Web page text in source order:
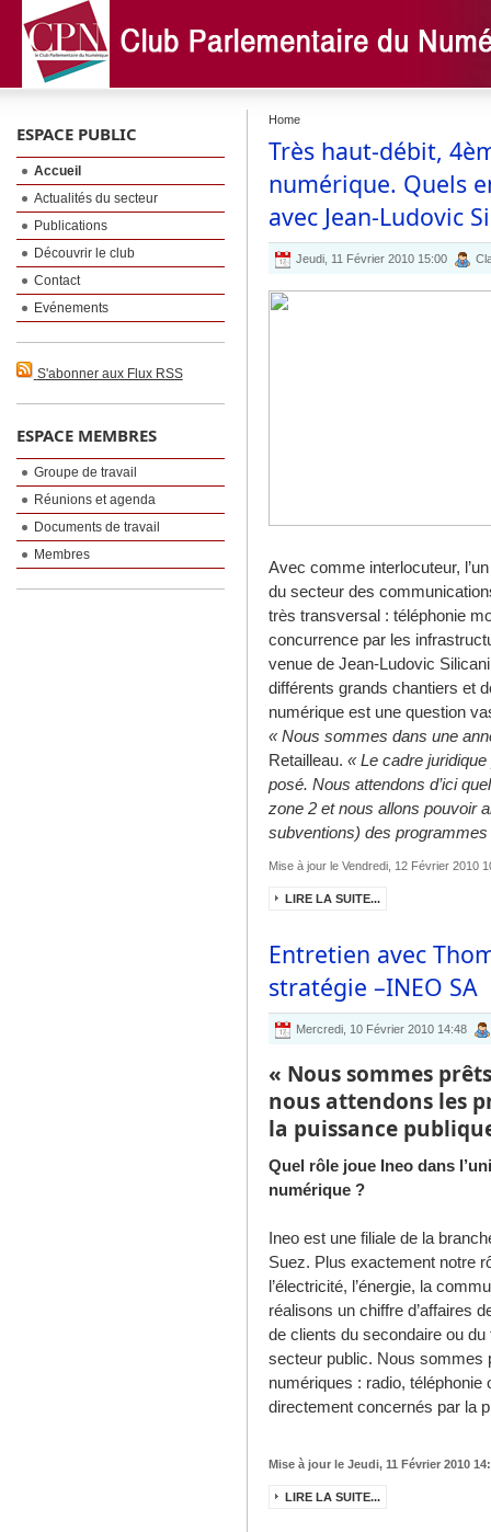
Home
Très haut-débit,
numérique. Quels
avec Jean-Ludovic
Jeudi, 11 Février 2010 15:00
Avec comme interlocuteur,
du secteur des
très transversal : téléphonie
concurrence par les
venue de Jean-Ludovic
différents grands chantiers et
numérique est une question
« Nous sommes dans une
Retailleau. « Le cadre
posé. Nous attendons d’ici
zone 2 et nous allons pouvoir
subventions) des
Mise à jour le Vendredi, 12 Février 2010
LIRE LA SUITE...
Entretien avec
stratégie –INEO SA
Mercredi, 10 Février 2010 14:48
« Nous sommes
nous attendons les
la puissance
Quel rôle joue Ineo dans
numérique ?
Ineo est une filiale de la
Suez. Plus exactement notre
l’électricité, l’énergie, la
réalisons un chiffre d’affaires
de clients du secondaire ou
secteur public. Nous sommes
numériques : radio,
directement concernés par la
Mise à jour le Jeudi, 11 Février 2010
LIRE LA SUITE...
ESPACE PUBLIC
Accueil
Actualités du secteur
Publications
Découvrir le club
Contact
Evénements
S'abonner aux Flux RSS
ESPACE MEMBRES
Groupe de travail
Réunions et agenda
Documents de travail
Membres